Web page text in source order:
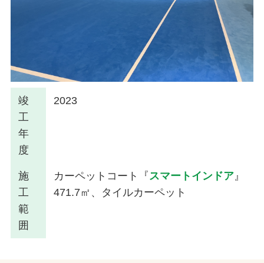
竣
工
年
度
2023
施
工
範
囲
カーペットコート『 スマートインドア 』
471.7㎡、タイルカーペット